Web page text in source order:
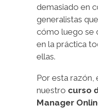
demasiado en
generalistas
cómo luego se
en la práctica
ellas.
Por esta razón,
nuestro curso
Manager